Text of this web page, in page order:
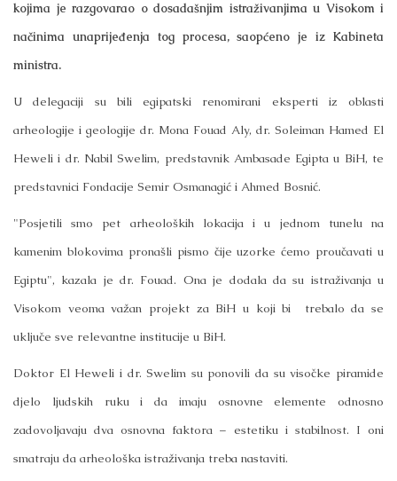
kojima je razgovarao o dosadašnjim istraživanjima u Visokom i
načinima unaprijeđenja tog procesa, saopćeno je iz Kabineta
ministra.
U delegaciji su bili egipatski renomirani eksperti iz oblasti
arheologije i geologije dr. Mona Fouad Aly, dr. Soleiman Hamed El
Heweli i dr. Nabil Swelim, predstavnik Ambasade Egipta u BiH, te
predstavnici Fondacije Semir Osmanagić i Ahmed Bosnić.
"Posjetili smo pet arheoloških lokacija i u jednom tunelu na
kamenim blokovima pronašli pismo čije uzorke ćemo proučavati u
Egiptu", kazala je dr. Fouad. Ona je dodala da su istraživanja u
Visokom veoma važan projekt za BiH u koji bi trebalo da se
uključe sve relevantne institucije u BiH.
Doktor El Heweli i dr. Swelim su ponovili da su visočke piramide
djelo ljudskih ruku i da imaju osnovne elemente odnosno
zadovoljavaju dva osnovna faktora – estetiku i stabilnost. I oni
smatraju da arheološka istraživanja treba nastaviti.